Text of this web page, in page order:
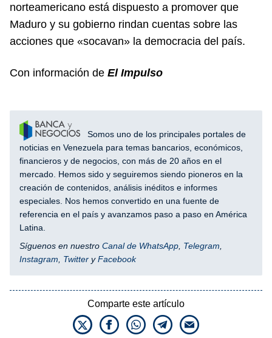
norteamericano está dispuesto a promover que
Maduro y su gobierno rindan cuentas sobre las
acciones que «socavan» la democracia del país.
Con información de El Impulso
Somos uno de los principales portales de
noticias en Venezuela para temas bancarios, económicos,
financieros y de negocios, con más de 20 años en el
mercado. Hemos sido y seguiremos siendo pioneros en la
creación de contenidos, análisis inéditos e informes
especiales. Nos hemos convertido en una fuente de
referencia en el país y avanzamos paso a paso en América
Latina.
Síguenos en nuestro Canal de WhatsApp Telegram
Instagram
Twitter yFacebook
Comparte este artículo